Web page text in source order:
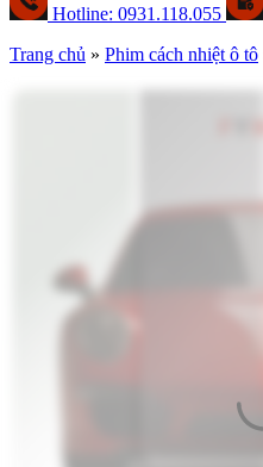
Hotline: 0931.118.055
Trang chủ » Phim cách nhiệt ô tô